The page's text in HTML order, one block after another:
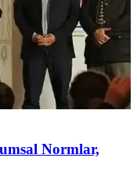
Normlar,